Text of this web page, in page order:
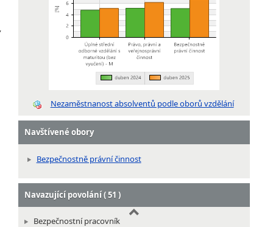
Nezaměstnanost absolventů podle oborů vzdělání
Navštívené obory
Bezpečnostně právní činnost
Navazující povolání ( 51 )
Inspektor dozorčí služby
Inspektor strážní služby
Příslušník vězeňské služby
Strážný justiční stráže
Strážný vězeňské stráže
Velitel jednotky justiční stráže
Bezpečnostní pracovník